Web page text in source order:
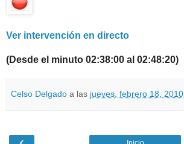
Ver intervención en directo
(Desde el minuto 02:38:00 al 02:48:20)
Celso Delgado a las jueves, febrero 18, 2010